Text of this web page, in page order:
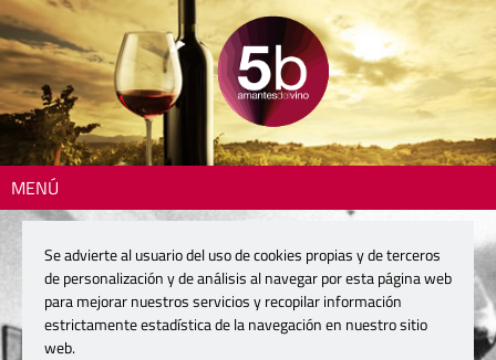
MENÚ
Se advierte al usuario del uso de cookies propias y de terceros
de personalización y de análisis al navegar por esta página web
para mejorar nuestros servicios y recopilar información
estrictamente estadística de la navegación en nuestro sitio
web.